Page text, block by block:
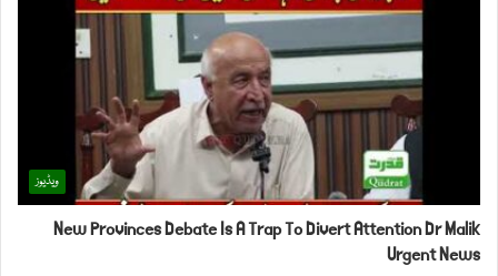
ویڈیوز
New Provinces Debate Is A Trap To Divert Attention Dr Malik
Urgent News